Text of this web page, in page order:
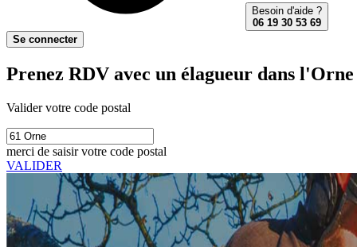
Besoin d'aide ?
06 19 30 53 69
Se connecter
Prenez RDV avec un élagueur dans
Valider votre code postal
merci de saisir votre code postal
VALIDER